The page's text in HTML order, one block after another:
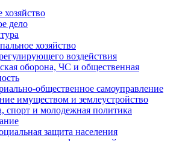
хозяйство
дело
хозяйство
воздействия
оборона, ЧС и общественная
общественное самоуправление
имуществом и землеустройство
спорт и молодежная политика
защита населения